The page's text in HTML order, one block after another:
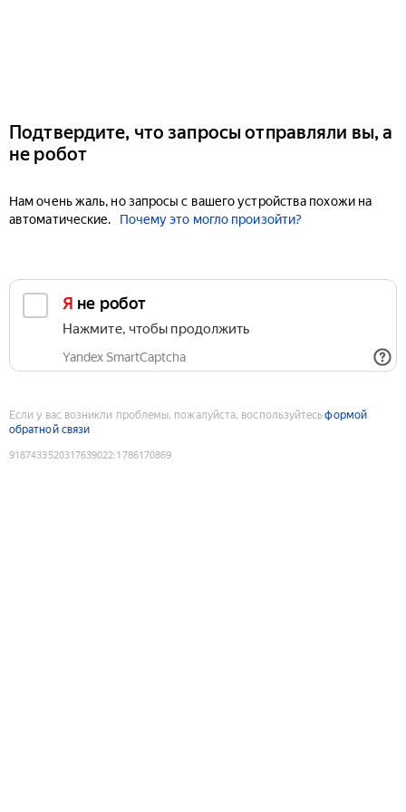
Подтвердите, что запросы отправляли вы, а
не робот
Нам очень жаль, но запросы с вашего устройства похожи на
автоматические.
Почему это могло произойти?
Я не робот
Нажмите, чтобы продолжить
Yandex SmartCaptcha
Если у вас возникли проблемы, пожалуйста, воспользуйтесьформой
обратной связи
9187433520317639022:1786170869